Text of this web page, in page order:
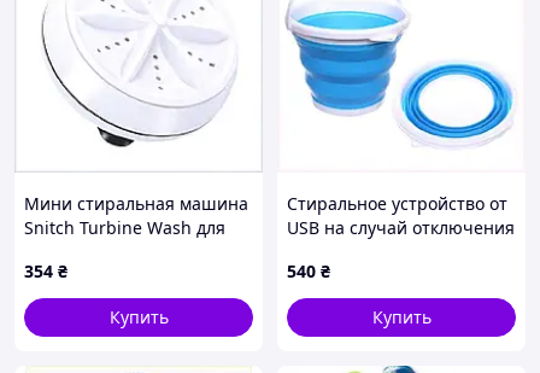
Мини стиральная машина
Snitch Turbine Wash для
354 ₴
Купить
Стиральное устройство от
USB на случай отключения
540 ₴
Купить